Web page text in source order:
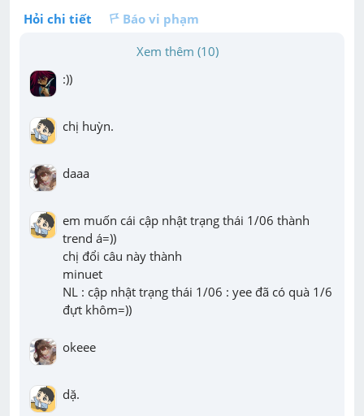
Hỏi chi tiết
Báo vi phạm
Xem thêm (10)
:))
chị huỳn.
daaa
em muốn cái cập nhật trạng thái 1/06 thành
trend á=))
chị đổi câu này thành
minuet
NL : cập nhật trạng thái 1/06 : yee đã có quà 1/6
đựt khôm=))
okeee
dặ.